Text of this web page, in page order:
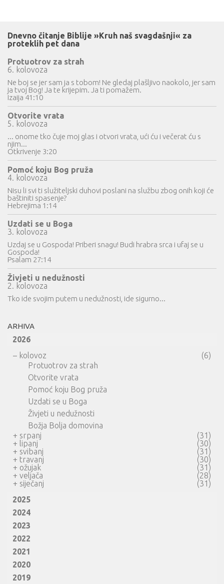
Dnevno čitanje Biblije »Kruh naš svagdašnji« za
proteklih pet dana
Protuotrov za strah
6. kolovoza
Ne boj se jer sam ja s tobom! Ne gledaj plašljivo naokolo, jer sam
ja tvoj Bog! Ja te krijepim. Ja ti pomažem.
Izaija 41:10
Otvorite vrata
5. kolovoza
... onome tko čuje moj glas i otvori vrata, ući ću i večerat ću s
njim...
Otkrivenje 3:20
Pomoć koju Bog pruža
4. kolovoza
Nisu li svi ti služiteljski duhovi poslani na službu zbog onih koji će
baštiniti spasenje?
Hebrejima 1:14
Uzdati se u Boga
3. kolovoza
Uzdaj se u Gospoda! Priberi snagu! Budi hrabra srca i ufaj se u
Gospoda!
Psalam 27:14
Živjeti u nedužnosti
2. kolovoza
Tko ide svojim putem u nedužnosti, ide sigurno...
ARHIVA
2026
– kolovoz
(6)
Protuotrov za strah
Otvorite vrata
Pomoć koju Bog pruža
Uzdati se u Boga
Živjeti u nedužnosti
Božja Bolja domovina
+ srpanj
(31)
+ lipanj
(30)
+ svibanj
(31)
+ travanj
(30)
+ ožujak
(31)
+ veljača
(28)
+ siječanj
(31)
2025
2024
2023
2022
2021
2020
2019